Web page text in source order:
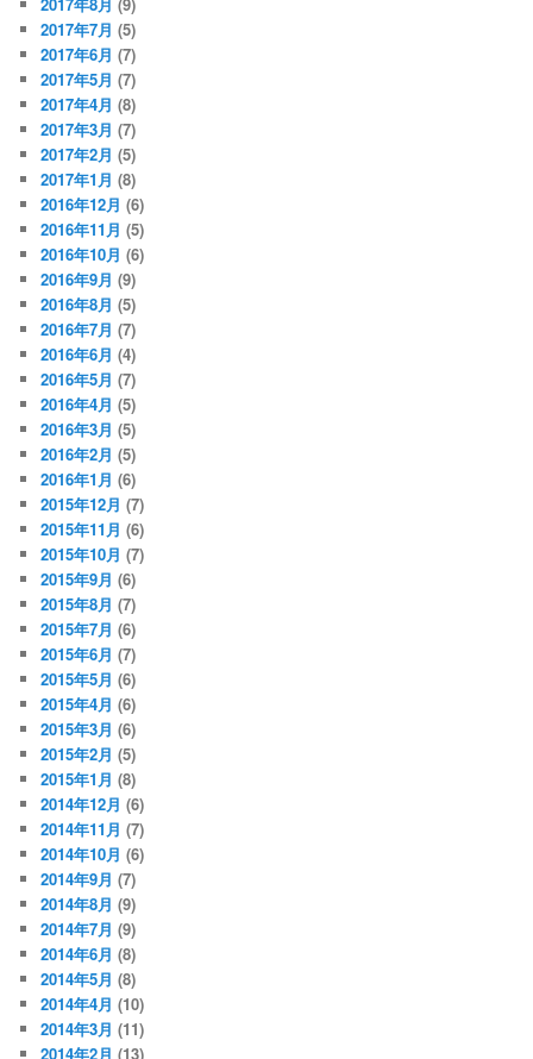
2017年8月 (9)
2017年7月 (5)
2017年6月 (7)
2017年5月 (7)
2017年4月 (8)
2017年3月 (7)
2017年2月 (5)
2017年1月 (8)
2016年12月 (6)
2016年11月 (5)
2016年10月 (6)
2016年9月 (9)
2016年8月 (5)
2016年7月 (7)
2016年6月 (4)
2016年5月 (7)
2016年4月 (5)
2016年3月 (5)
2016年2月 (5)
2016年1月 (6)
2015年12月 (7)
2015年11月 (6)
2015年10月 (7)
2015年9月 (6)
2015年8月 (7)
2015年7月 (6)
2015年6月 (7)
2015年5月 (6)
2015年4月 (6)
2015年3月 (6)
2015年2月 (5)
2015年1月 (8)
2014年12月 (6)
2014年11月 (7)
2014年10月 (6)
2014年9月 (7)
2014年8月 (9)
2014年7月 (9)
2014年6月 (8)
2014年5月 (8)
2014年4月 (10)
2014年3月 (11)
2014年2月 (13)